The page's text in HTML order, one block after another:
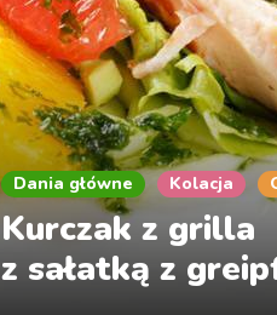
Dania główne Kolacja
Kurczak z grilla
z sałatką z